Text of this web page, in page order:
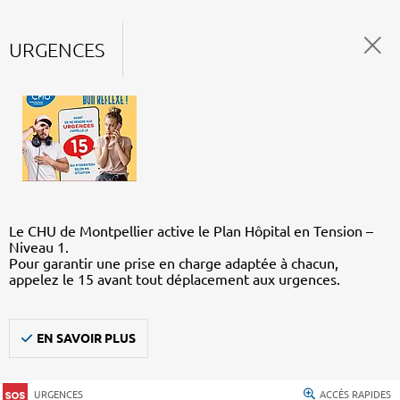
URGENCES
Le CHU de Montpellier active le Plan Hôpital en Tension –
Niveau 1.
Pour garantir une prise en charge adaptée à chacun,
appelez le 15 avant tout déplacement aux urgences.
EN SAVOIR PLUS
URGENCES ACCÈS RAPIDES